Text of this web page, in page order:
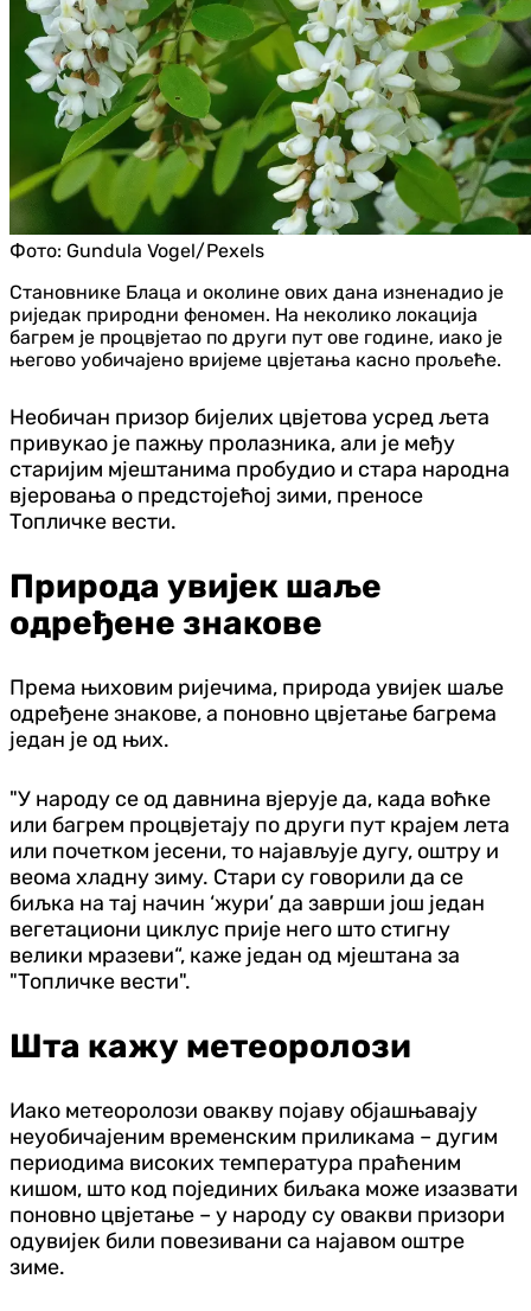
Фото: Gundula Vogel/Pexels
Становнике Блаца и околине ових дана изненадио је
риједак природни феномен. На неколико локација
багрем је процвјетао по други пут ове године, иако је
његово уобичајено вријеме цвјетања касно прољеће.
Необичан призор бијелих цвјетова усред љета
привукао је пажњу пролазника, али је међу
старијим мјештанима пробудио и стара народна
вјеровања о предстојећој зими, преносе
Топличке вести.
Природа увијек шаље
одређене знакове
Према њиховим ријечима, природа увијек шаље
одређене знакове, а поновно цвјетање багрема
један је од њих.
"У народу се од давнина вјерује да, када воћке
или багрем процвјетају по други пут крајем лета
или почетком јесени, то најављује дугу, оштру и
веома хладну зиму. Стари су говорили да се
биљка на тај начин ‘жури’ да заврши још један
вегетациони циклус прије него што стигну
велики мразеви“, каже један од мјештана за
"Топличке вести".
Шта кажу метеоролози
Иако метеоролози овакву појаву објашњавају
неуобичајеним временским приликама – дугим
периодима високих температура праћеним
кишом, што код појединих биљака може изазвати
поновно цвјетање – у народу су овакви призори
одувијек били повезивани са најавом оштре
зиме.